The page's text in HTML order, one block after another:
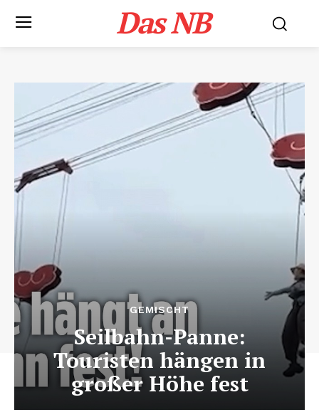
Das NB
GEMISCHT
Seilbahn-Panne:
Touristen hängen in
großer Höhe fest